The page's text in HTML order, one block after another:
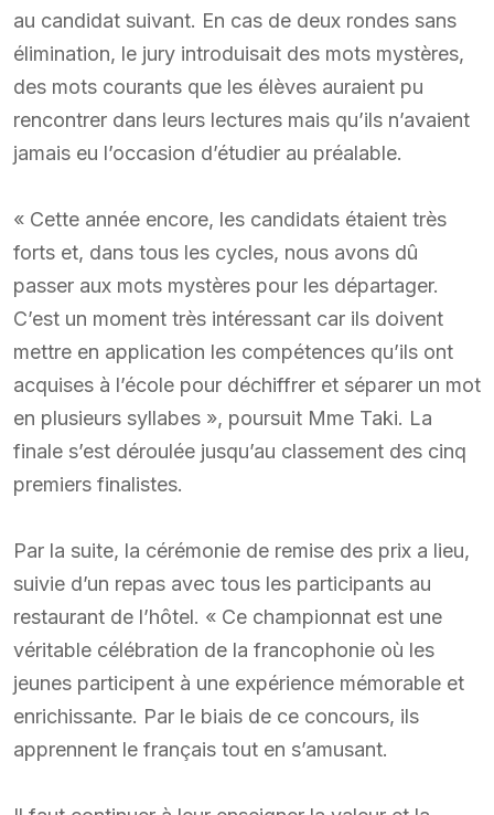
au candidat suivant. En cas de deux rondes sans
élimination, le jury introduisait des mots mystères,
des mots courants que les élèves auraient pu
rencontrer dans leurs lectures mais qu’ils n’avaient
jamais eu l’occasion d’étudier au préalable.
« Cette année encore, les candidats étaient très
forts et, dans tous les cycles, nous avons dû
passer aux mots mystères pour les départager.
C’est un moment très intéressant car ils doivent
mettre en application les compétences qu’ils ont
acquises à l’école pour déchiffrer et séparer un mot
en plusieurs syllabes », poursuit Mme Taki. La
finale s’est déroulée jusqu’au classement des cinq
premiers finalistes.
Par la suite, la cérémonie de remise des prix a lieu,
suivie d’un repas avec tous les participants au
restaurant de l’hôtel. « Ce championnat est une
véritable célébration de la francophonie où les
jeunes participent à une expérience mémorable et
enrichissante. Par le biais de ce concours, ils
apprennent le français tout en s’amusant.